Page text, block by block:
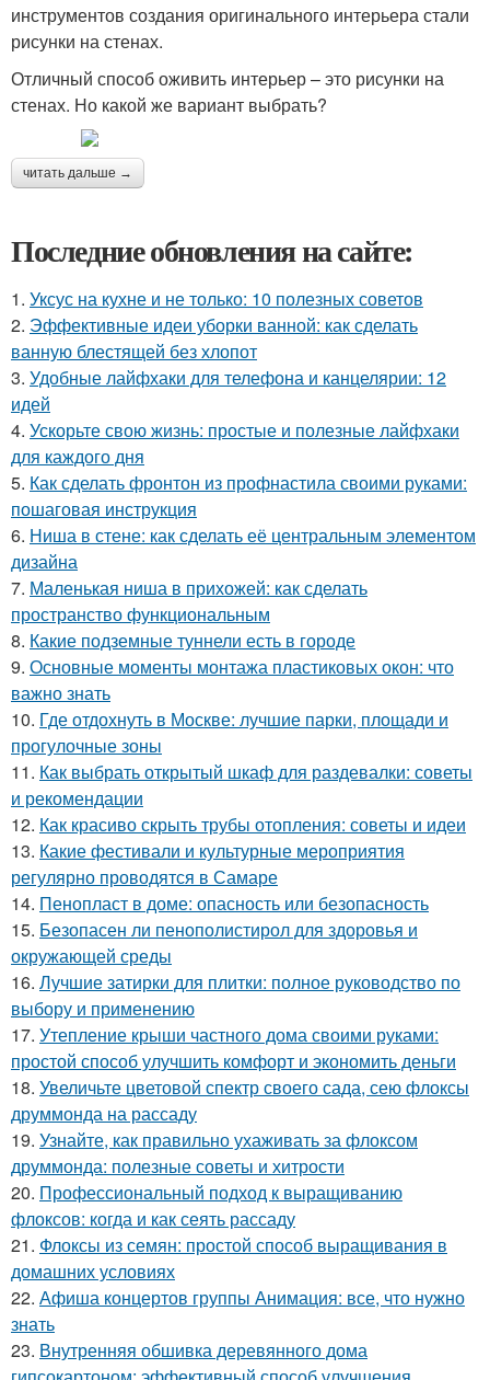
инструментов создания оригинального интерьера стали
рисунки на стенах.
Отличный способ оживить интерьер – это рисунки на
стенах. Но какой же вариант выбрать?
читать дальше →
Последние обновления на сайте:
1. Уксус на кухне и не только: 10 полезных советов
2. Эффективные идеи уборки ванной: как сделать
ванную блестящей без хлопот
3. Удобные лайфхаки для телефона и канцелярии: 12
идей
4. Ускорьте свою жизнь: простые и полезные лайфхаки
для каждого дня
5. Как сделать фронтон из профнастила своими руками:
пошаговая инструкция
6. Ниша в стене: как сделать её центральным элементом
дизайна
7. Маленькая ниша в прихожей: как сделать
пространство функциональным
8. Какие подземные туннели есть в городе
9. Основные моменты монтажа пластиковых окон: что
важно знать
10. Где отдохнуть в Москве: лучшие парки, площади и
прогулочные зоны
11. Как выбрать открытый шкаф для раздевалки: советы
и рекомендации
12. Как красиво скрыть трубы отопления: советы и идеи
13. Какие фестивали и культурные мероприятия
регулярно проводятся в Самаре
14. Пенопласт в доме: опасность или безопасность
15. Безопасен ли пенополистирол для здоровья и
окружающей среды
16. Лучшие затирки для плитки: полное руководство по
выбору и применению
17. Утепление крыши частного дома своими руками:
простой способ улучшить комфорт и экономить деньги
18. Увеличьте цветовой спектр своего сада, сею флоксы
друммонда на рассаду
19. Узнайте, как правильно ухаживать за флоксом
друммонда: полезные советы и хитрости
20. Профессиональный подход к выращиванию
флоксов: когда и как сеять рассаду
21. Флоксы из семян: простой способ выращивания в
домашних условиях
22. Афиша концертов группы Анимация: все, что нужно
знать
23. Внутренняя обшивка деревянного дома